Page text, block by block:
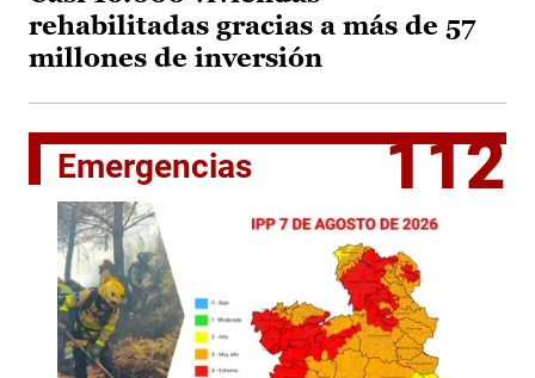
rehabilitadas gracias a más de 57
millones de inversión
Emergencias 112